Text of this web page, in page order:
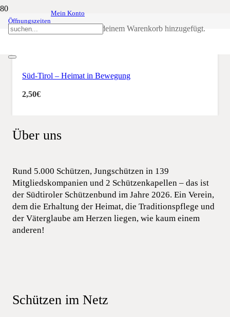
Öffnungszeiten
Mein Konto
wurde deinem Warenkorb hinzugefügt.
in Bewegung
Süd-Tirol – Heimat in Bewegung
2,50€
Über uns
Rund 5.000 Schützen, Jungschützen in 139
Mitgliedskompanien und 2 Schützenkapellen – das ist
der Südtiroler Schützenbund im Jahre 2026. Ein Verein,
dem die Erhaltung der Heimat, die Traditionspflege und
der Väterglaube am Herzen liegen, wie kaum einem
anderen!
Schützen im Netz